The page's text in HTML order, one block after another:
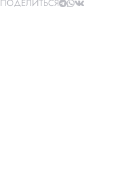
ПОДЕЛИТЬСЯ